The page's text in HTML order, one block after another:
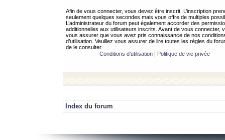
Afin de vous connecter, vous devez être inscrit. L’inscription
seulement quelques secondes mais vous offre de multiples
L’administrateur du forum peut également accorder des
additionnelles aux utilisateurs inscrits. Avant de vous connecter,
vous assurer que vous avez pris connaissance de nos
d’utilisation. Veuillez vous assurer de lire toutes les règles du
de le consulter.
Conditions d’utilisation| Politique de vie privée
Index du forum